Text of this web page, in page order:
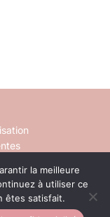
la meilleure
à utiliser ce
êtes satisfait.